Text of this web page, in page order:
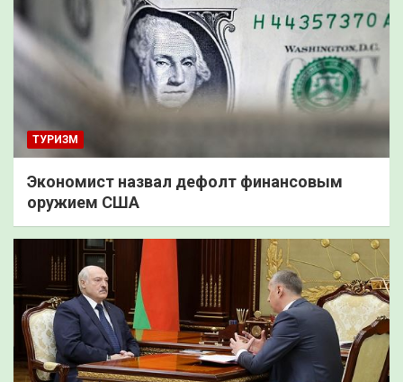
ТУРИЗМ
Экономист назвал дефолт финансовым
оружием США